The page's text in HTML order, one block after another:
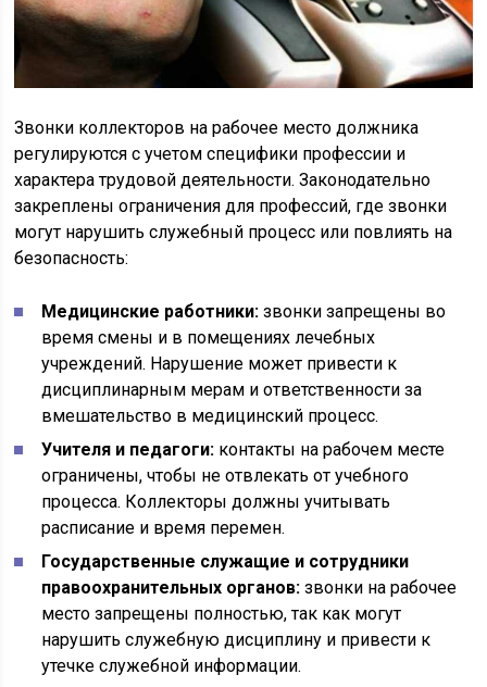
Звонки коллекторов на рабочее место должника
регулируются с учетом специфики профессии и
характера трудовой деятельности. Законодательно
закреплены ограничения для профессий, где звонки
могут нарушить служебный процесс или повлиять на
безопасность:
Медицинские работники: звонки запрещены во
время смены и в помещениях лечебных
учреждений. Нарушение может привести к
дисциплинарным мерам и ответственности за
вмешательство в медицинский процесс.
Учителя и педагоги: контакты на рабочем месте
ограничены, чтобы не отвлекать от учебного
процесса. Коллекторы должны учитывать
расписание и время перемен.
Государственные служащие и сотрудники
правоохранительных органов: звонки на рабочее
место запрещены полностью, так как могут
нарушить служебную дисциплину и привести к
утечке служебной информации.